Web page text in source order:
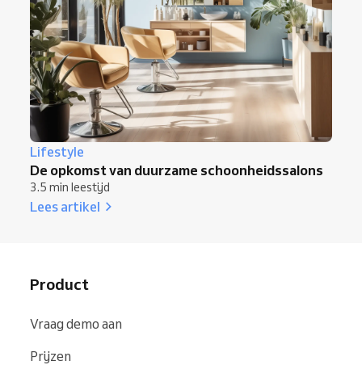
Lifestyle
De opkomst van duurzame schoonheidssalons
3.5 min leestijd
Lees artikel
Product
Vraag demo aan
Prijzen